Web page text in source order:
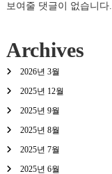
보여줄 댓글이 없습니다.
Archives
2026년 3월
2025년 12월
2025년 9월
2025년 8월
2025년 7월
2025년 6월